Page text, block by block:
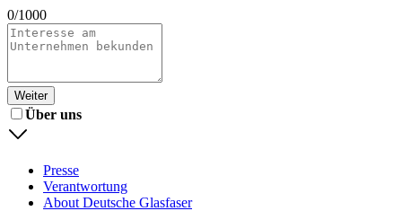
0/1000
Weiter
Über uns
Presse
Verantwortung
About Deutsche Glasfaser